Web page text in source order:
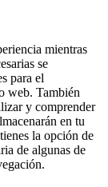
mientras
se
para el
web. También
y comprender
en tu
la opción de
de algunas de